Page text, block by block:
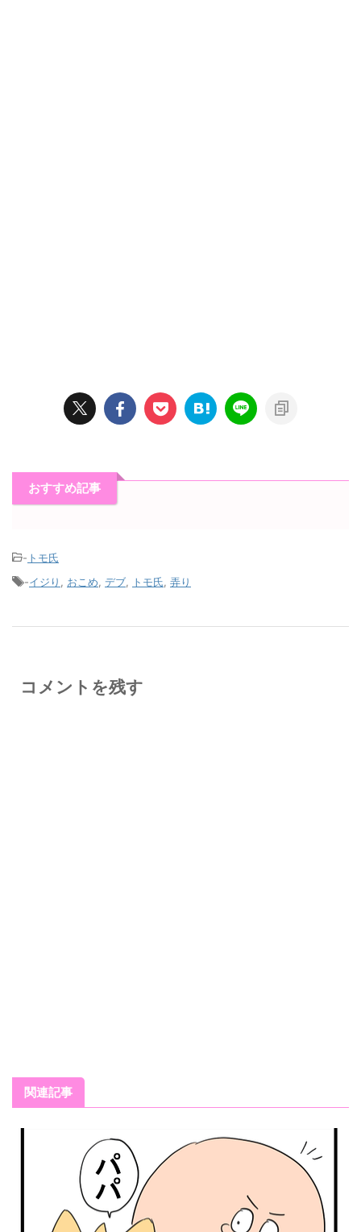
おすすめ記事
- トモ氏
-イジり おこめ デブ トモ氏 弄り
コメントを残す
関連記事